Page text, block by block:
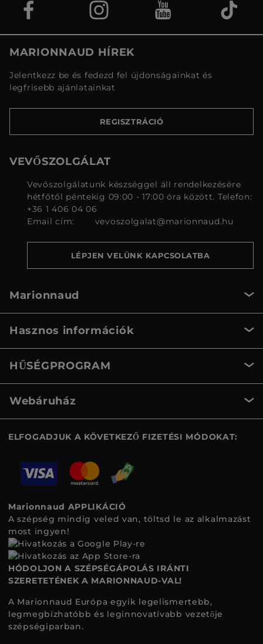
MARIONNAUD HÍREK
Jelentkezz be és fedezd fel újdonságainkat és
legfrisebb ajánlatainkat
REGISZTRÁCIÓ
VEVŐSZOLGÁLAT
Vevőszolgálatunk készséggel áll rendelkezésére
hétfőtől péntekig 09:00 - 17:00 óra között. Telefon:
+36 1 406 04 06
Email cím:
vevoszolgalat@marionnaud.hu
LÉPJEN VELÜNK KAPCSOLATBA
Marionnaud
Hasznos információk
HŰSÉGPROGRAM
Webáruház
ELFOGADJUK A KÖVETKEZŐ FIZETÉSI MÓDOKAT:
Marionnaud APPLIKÁCIÓ
A szépség mindig veled van, töltsd le az alkalmazást
most ingyen!
HÓDOLJON A SZÉPSÉGÁPOLÁS IRÁNTI
SZERETETÉNEK A MARIONNAUD-VAL!
A Marionnaud Európa egyik legelismertebb,
legmegbízhatóbb és leginnovatívabb vezetője
szépségiparban.